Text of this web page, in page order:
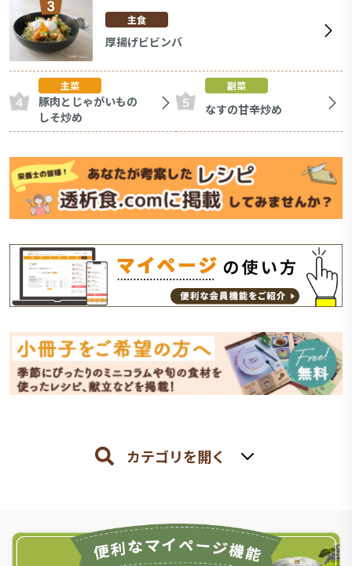
主食
厚揚げビビンバ
主菜
豚肉とじゃがいもの
しそ炒め
副菜
なすの甘辛炒め
カテゴリを開く